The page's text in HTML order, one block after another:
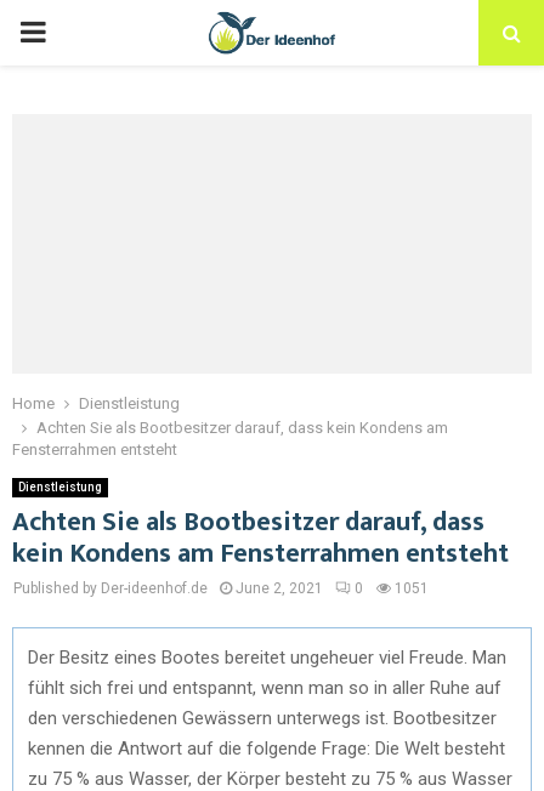
Home
Dienstleistung
Achten Sie als Bootbesitzer darauf, dass kein Kondens am
Fensterrahmen entsteht
Dienstleistung
Achten Sie als Bootbesitzer darauf, dass
kein Kondens am Fensterrahmen entsteht
Published by Der-ideenhof.de June 2, 2021 0 1051
Der Besitz eines Bootes bereitet ungeheuer viel Freude. Man
fühlt sich frei und entspannt, wenn man so in aller Ruhe auf
den verschiedenen Gewässern unterwegs ist. Bootbesitzer
kennen die Antwort auf die folgende Frage: Die Welt besteht
zu 75 % aus Wasser, der Körper besteht zu 75 % aus Wasser